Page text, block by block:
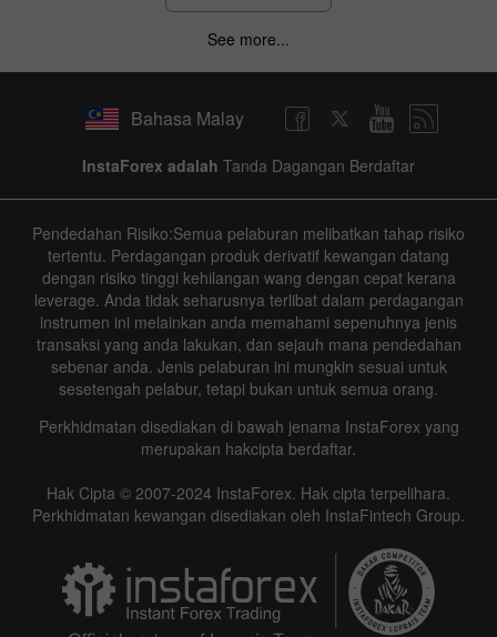
See more...
Bahasa Malay
InstaForex adalah Tanda Dagangan Berdaftar
Pendedahan Risiko:Semua pelaburan melibatkan tahap risiko
tertentu. Perdagangan produk derivatif kewangan datang
dengan risiko tinggi kehilangan wang dengan cepat kerana
leverage. Anda tidak seharusnya terlibat dalam perdagangan
instrumen ini melainkan anda memahami sepenuhnya jenis
transaksi yang anda lakukan, dan sejauh mana pendedahan
sebenar anda. Jenis pelaburan ini mungkin sesuai untuk
sesetengah pelabur, tetapi bukan untuk semua orang.
Perkhidmatan disediakan di bawah jenama InstaForex yang
merupakan hakcipta berdaftar.
Hak Cipta © 2007-2024 InstaForex. Hak cipta terpelihara.
Perkhidmatan kewangan disediakan oleh InstaFintech Group.